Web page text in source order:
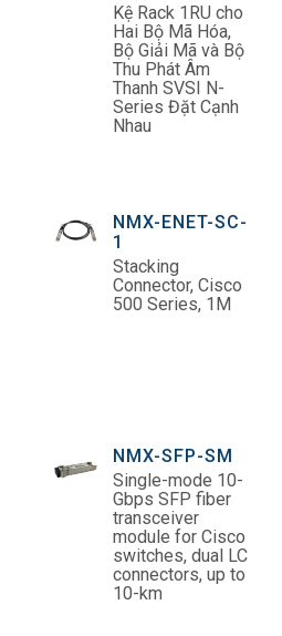
Kệ Rack 1RU cho
Hai Bộ Mã Hóa,
Bộ Giải Mã và Bộ
Thu Phát Âm
Thanh SVSI N-
Series Đặt Cạnh
Nhau
NMX-ENET-SC-
1
Stacking
Connector, Cisco
500 Series, 1M
NMX-SFP-SM
Single-mode 10-
Gbps SFP fiber
transceiver
module for Cisco
switches, dual LC
connectors, up to
10-km